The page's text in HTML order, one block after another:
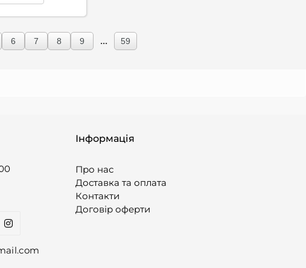
6 7 8 9 ... 59
Інформація
Про нас
Доставка та оплата
Контакти
Договір оферти